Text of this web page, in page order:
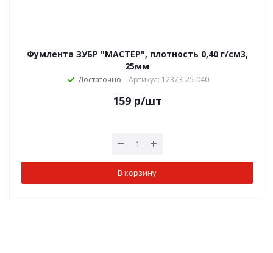
Фумлента ЗУБР "МАСТЕР", плотность 0,40 г/см3,
25мм
Достаточно Артикул: 12373-25-040
159р/шт
В корзину